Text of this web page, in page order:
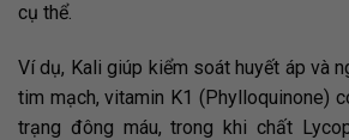
cụ thể.
Ví dụ, Kali giúp kiểm soát huyết áp và
tim mạch, vitamin K1 (Phylloquinone)
trạng đông máu, trong khi chất